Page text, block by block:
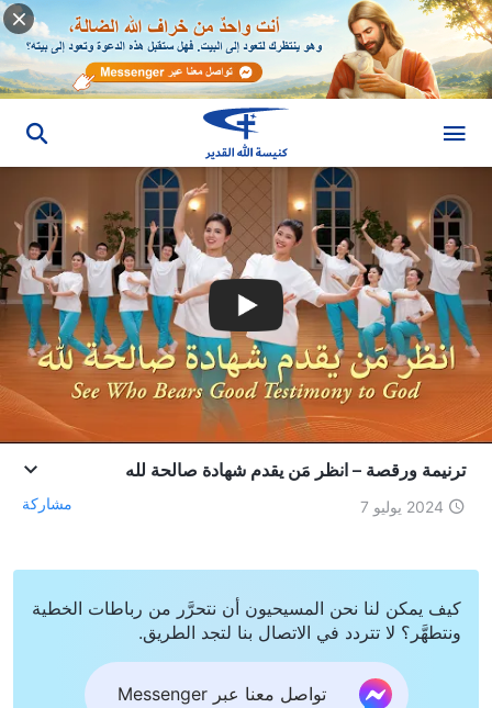
ترنيمة ورقصة – انظر مَن يقدم شهادة صالحة لله
2024 يوليو 7 مشاركة
كيف يمكن لنا نحن المسيحيون أن نتحرَّر من رباطات الخطية
ونتطهَّر؟ لا تتردد في الاتصال بنا لتجد الطريق.
تواصل معنا عبر Messenger